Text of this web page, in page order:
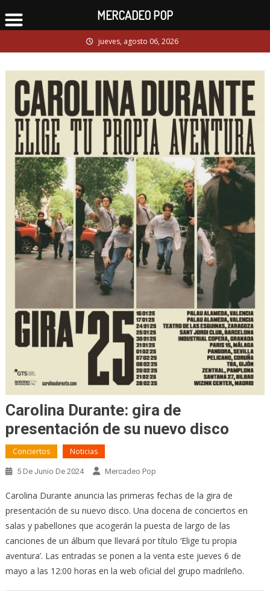
to
jueves, agosto 06, 2026
Carolina Durante: gira de
presentación de su nuevo disco
Conciertos Noticias
5 De Junio De 2024 Mercadeo Pop
Carolina Durante anuncia las primeras fechas de la gira de
presentación de su nuevo disco. Una docena de conciertos en
salas y pabellones que acogerán la puesta de largo de las
canciones de un álbum que llevará por título ‘Elige tu propia
aventura’. Las entradas se ponen a la venta este jueves 6 de
mayo a las 12:00 horas en la web oficial del grupo madrileño.
MERCADEO POP